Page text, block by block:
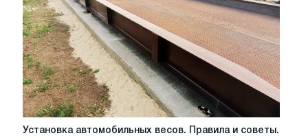
Установка
Установка автомобильных весов. Правила и советы.